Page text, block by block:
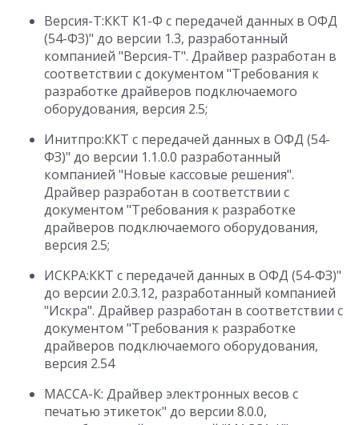
Версия-Т:ККТ K1-Ф с передачей данных в ОФД
(54-ФЗ)" до версии 1.3, разработанный
компанией "Версия-Т". Драйвер разработан в
соответствии с документом "Требования к
разработке драйверов подключаемого
оборудования, версия 2.5;
Инитпро:ККТ с передачей данных в ОФД (54-
ФЗ)" до версии 1.1.0.0 разработанный
компанией "Новые кассовые решения".
Драйвер разработан в соответствии с
документом "Требования к разработке
драйверов подключаемого оборудования,
версия 2.5;
ИСКРА:ККТ с передачей данных в ОФД (54-ФЗ)"
до версии 2.0.3.12, разработанный компанией
"Искра". Драйвер разработан в соответствии с
документом "Требования к разработке
драйверов подключаемого оборудования,
версия 2.54
МАССА-К: Драйвер электронных весов с
печатью этикеток" до версии 8.0.0,